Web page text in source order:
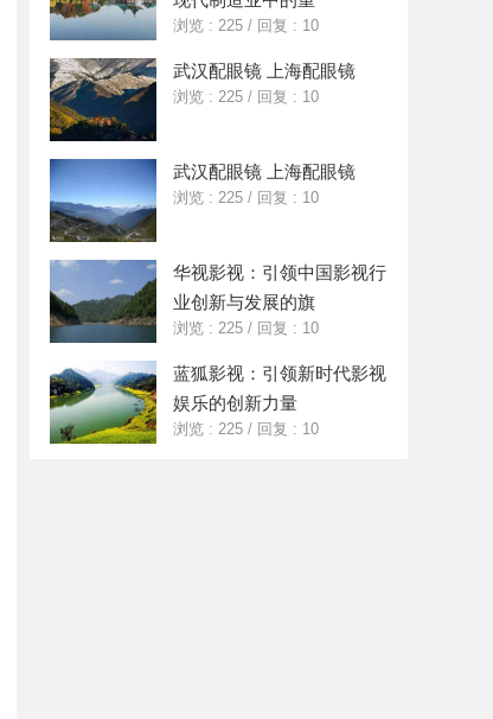
浏览 : 225 / 回复 : 10
武汉配眼镜 上海配眼镜
浏览 : 225 / 回复 : 10
武汉配眼镜 上海配眼镜
浏览 : 225 / 回复 : 10
华视影视：引领中国影视行
业创新与发展的旗
浏览 : 225 / 回复 : 10
蓝狐影视：引领新时代影视
娱乐的创新力量
浏览 : 225 / 回复 : 10